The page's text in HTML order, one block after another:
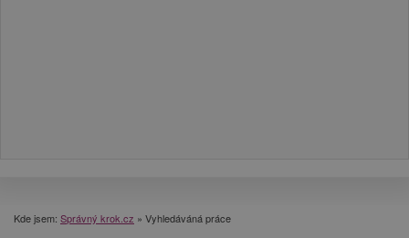
Kde jsem: Správný krok.cz » Vyhledáváná práce